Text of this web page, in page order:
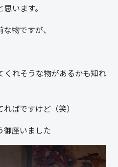
います。
物ですが、
くれそうな物があるかも知れ
ばですけど（笑）
御座いました